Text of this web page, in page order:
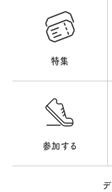
特集
参加する